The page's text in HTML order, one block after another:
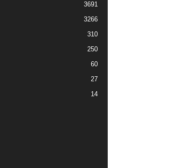
3691
3266
310
250
60
27
14